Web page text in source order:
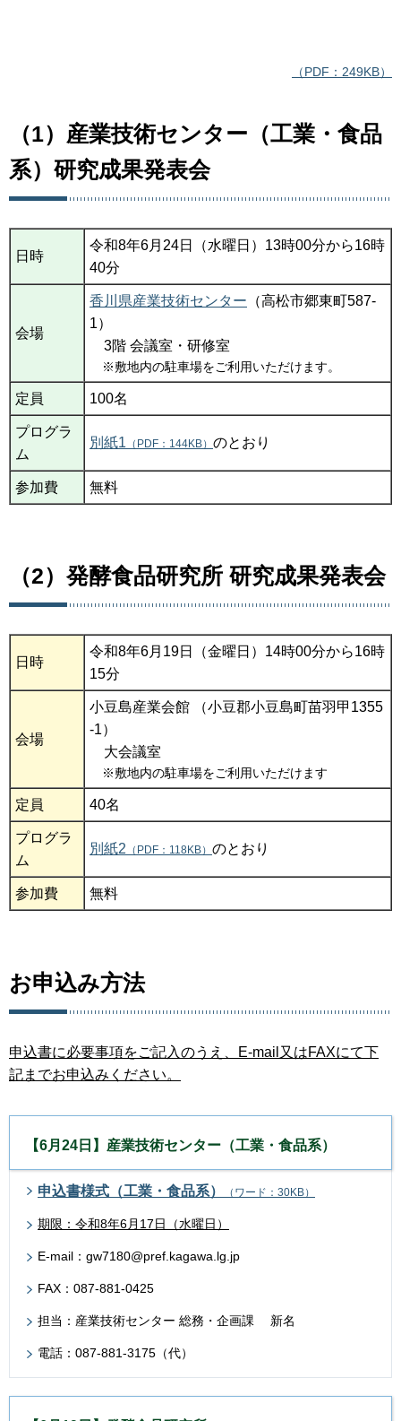
（PDF：249KB）
（1）産業技術センター（工業・食品
系）研究成果発表会
日時
令和8年6月24日（水曜日）13時00分から16時
40分
会場
香川県産業技術センター （高松市郷東町587-
1）
3階 会議室・研修室
※敷地内の駐車場をご利用いただけます。
定員 100名
プログラ
ム
別紙1 （PDF：144KB） のとおり
参加費 無料
（2）発酵食品研究所 研究成果発表会
日時
令和8年6月19日（金曜日）14時00分から16時
15分
会場
小豆島産業会館 （小豆郡小豆島町苗羽甲1355
-1）
大会議室
※敷地内の駐車場をご利用いただけます
定員 40名
プログラ
ム
別紙2 （PDF：118KB） のとおり
参加費 無料
お申込み方法
申込書に必要事項をご記入のうえ、E-mail又はFAXにて下
記までお申込みください。
【6月24日】産業技術センター（工業・食品系）
申込書様式（工業・食品系） （ワード：30KB）
期限：令和8年6月17日（水曜日）
E-mail：gw7180@pref.kagawa.lg.jp
FAX：087-881-0425
担当：産業技術センター 総務・企画課 新名
電話：087-881-3175（代）